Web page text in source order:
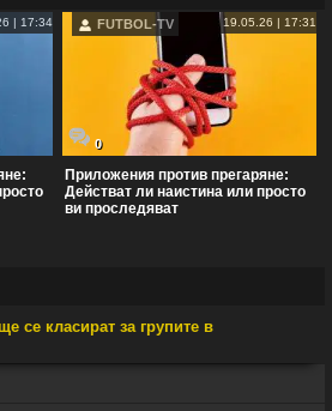
| 17:34 FUTBOL-TV 19.05.26 | 17:31
0
Приложения против прегаряне:
Действат ли наистина или просто
ви проследяват
се класират за групите в